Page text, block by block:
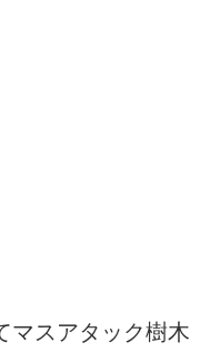
マスアタック樹木